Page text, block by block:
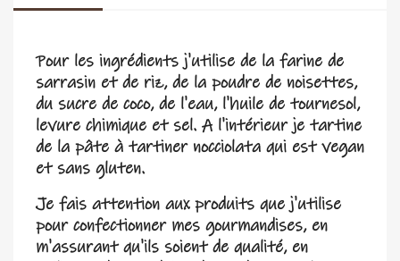
Pour les ingrédients j'utilise de la farine de
sarrasin et de riz, de la poudre de noisettes,
du sucre de coco, de l'eau, l'huile de tournesol,
levure chimique et sel. A l'intérieur je tartine
de la pâte à tartiner nocciolata qui est vegan
et sans gluten.
Je fais attention aux produits que j'utilise
pour confectionner mes gourmandises, en
m'assurant qu'ils soient de qualité, en